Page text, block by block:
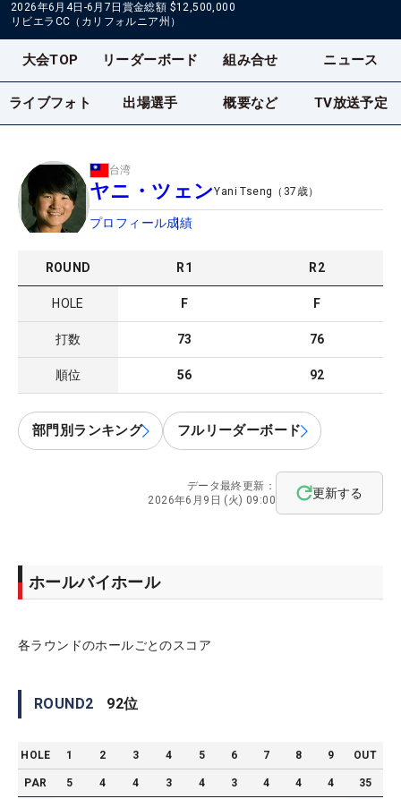
2026年6月4日-6月7日 賞金総額 $12,500,000
リビエラCC（カリフォルニア州）
大会TOP リーダーボード 組み合せ ニュース
ライブフォト 出場選手 概要など TV放送予定
台湾
ヤニ・ツェンYani Tseng （ 37 歳）
プロフィール成績
ROUND R1 R2
HOLE F F
打数 73 76
順位 56 92
部門別ランキング フルリーダーボード
データ最終更新：
2026年6月9日 (火) 09:00
更新する
ホールバイホール
各ラウンドのホールごとのスコア
ROUND2 92位
HOLE 1 2 3 4 5 6 7 8 9 OUT
PAR 5 4 4 3 4 3 4 4 4 35